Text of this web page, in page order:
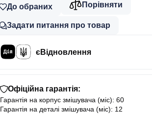
До обраних Порівняти
Задати питання про товар
єВідновлення
Офіційна гарантія:
Гарантія на корпус змішувача (міс): 60
Гарантія на деталі змішувача (міс): 12